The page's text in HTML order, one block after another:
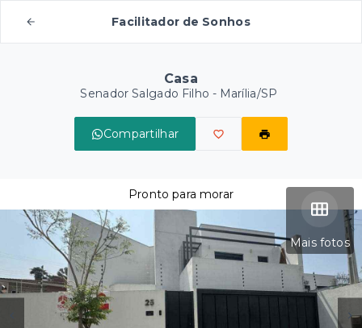
Facilitador de Sonhos
Casa
Senador Salgado Filho - Marília/SP
Compartilhar
Mais fotos
Pronto para morar